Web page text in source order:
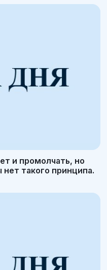
и промолчать, но
такого принципа.